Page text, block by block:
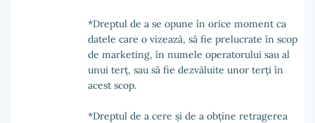
*Dreptul de a se opune în orice moment ca
datele care o vizează, să fie prelucrate în scop
de marketing, în numele operatorului sau al
unui terț, sau să fie dezvăluite unor terți în
acest scop.
*Dreptul de a cere și de a obține retragerea